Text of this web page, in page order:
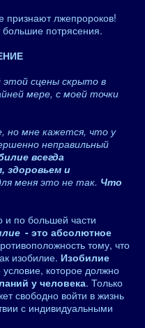
лжепророков!
потрясения.
этой сцены скрыто в
мере, с моей точки
но мне кажется, что у
неправильный
всегда
здоровьем и
меня это не так. Что
и по большей части
- это абсолютное
тому, что
изобилие. Изобилие
которое должно
у человека. Только
свободно войти в жизнь
с индивидуальными